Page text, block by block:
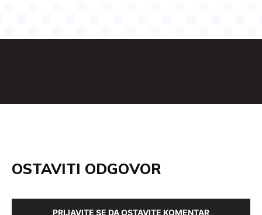
OSTAVITI ODGOVOR
PRIJAVITE SE DA OSTAVITE KOMENTAR